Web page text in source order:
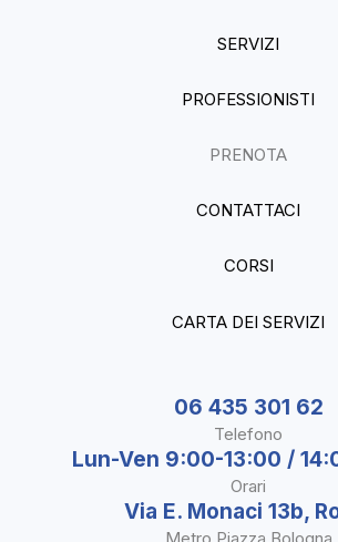
SERVIZI
PROFESSIONISTI
PRENOTA
CONTATTACI
CORSI
CARTA DEI SERVIZI
06 435 301 62
Telefono
Lun-Ven 9:00-13:00 /
Orari
Via E. Monaci 13b,